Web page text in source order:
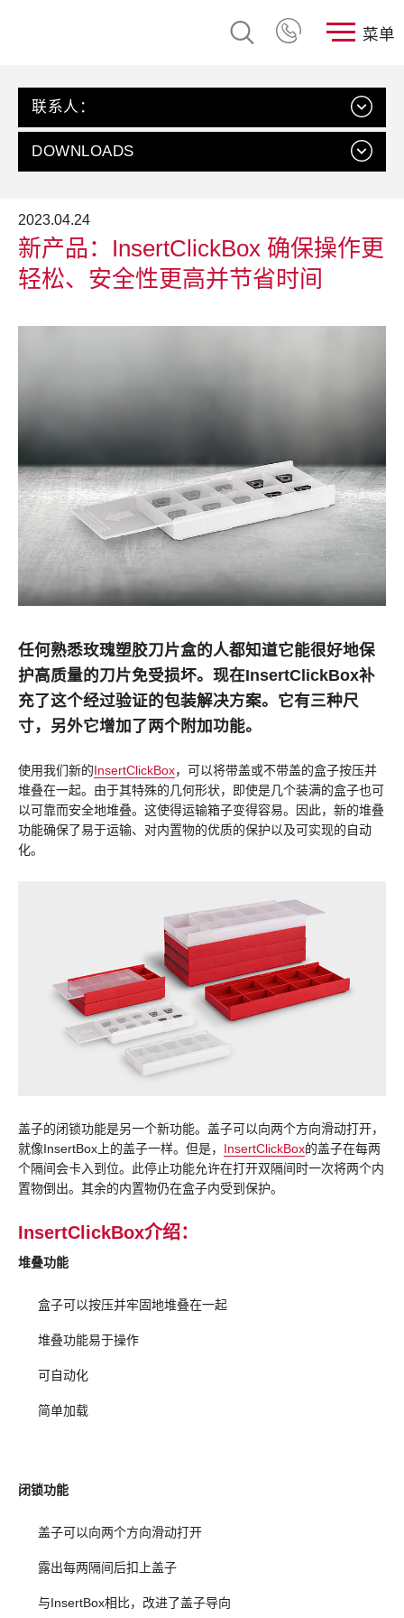
菜单
2023.04.24
新产品：InsertClickBox 确保操作更
轻松、安全性更高并节省时间
任何熟悉玫瑰塑胶刀片盒的人都知道它能很好地保
护高质量的刀片免受损坏。现在InsertClickBox补
充了这个经过验证的包装解决方案。它有三种尺
寸，另外它增加了两个附加功能。
使用我们新的InsertClickBox，可以将带盖或不带盖的盒子按压并
堆叠在一起。由于其特殊的几何形状，即使是几个装满的盒子也可
以可靠而安全地堆叠。这使得运输箱子变得容易。因此，新的堆叠
功能确保了易于运输、对内置物的优质的保护以及可实现的自动
化。
盖子的闭锁功能是另一个新功能。盖子可以向两个方向滑动打开，
就像InsertBox上的盖子一样。但是， InsertClickBox的盖子在每两
个隔间会卡入到位。此停止功能允许在打开双隔间时一次将两个内
置物倒出。其余的内置物仍在盒子内受到保护。
InsertClickBox介绍：
堆叠功能
盒子可以按压并牢固地堆叠在一起
堆叠功能易于操作
可自动化
简单加载
闭锁功能
盖子可以向两个方向滑动打开
露出每两隔间后扣上盖子
与InsertBox相比，改进了盖子导向
联系人：
联系我们
DOWNLOADS